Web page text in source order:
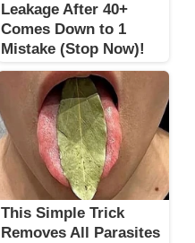
Leakage After 40+
Comes Down to 1
Mistake (Stop Now)!
This Simple Trick
Removes All Parasites